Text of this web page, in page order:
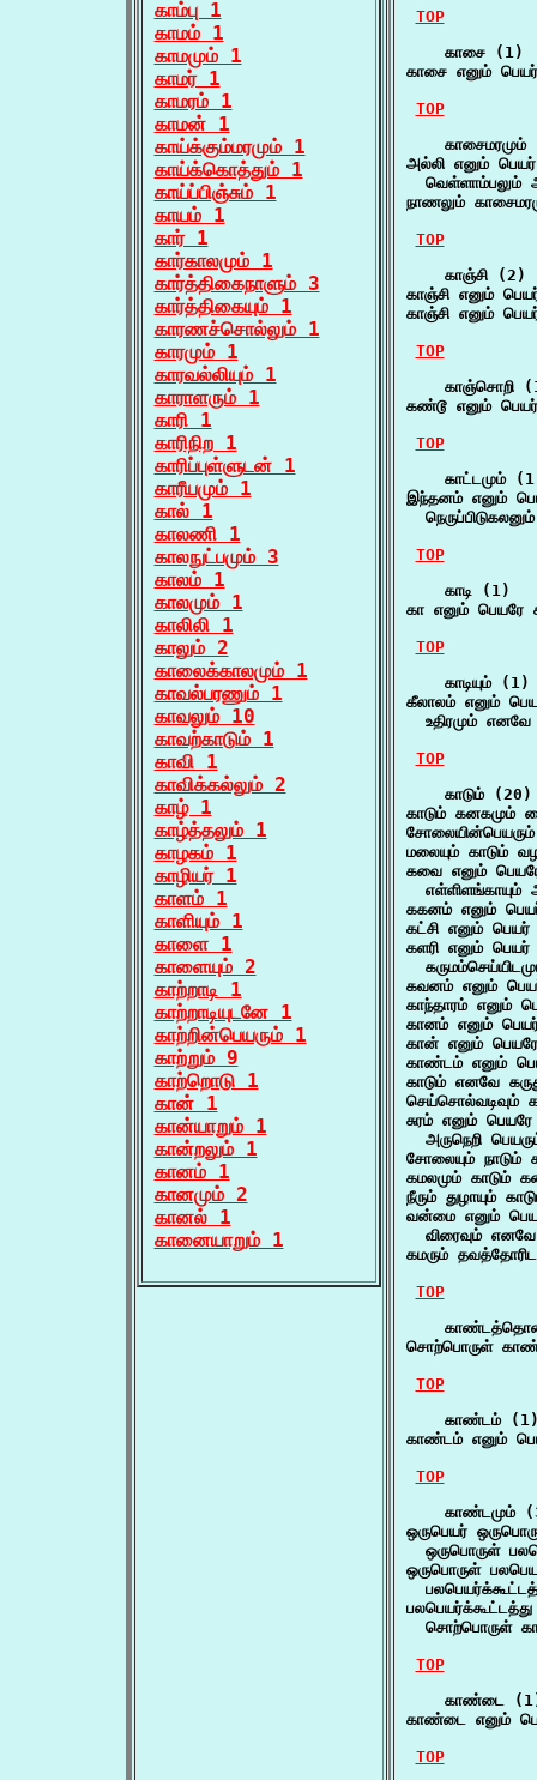
காம்பு 1
காமம் 1
காமமும் 1
காமர் 1
காமரம் 1
காமன் 1
காய்க்கும்மரமும் 1
காய்க்கொத்தும் 1
காய்ப்பிஞ்சும் 1
காயம் 1
கார் 1
கார்காலமும் 1
கார்த்திகைநாளும் 3
கார்த்திகையும் 1
காரணச்சொல்லும் 1
காரமும் 1
காரவல்லியும் 1
காராளரும் 1
காரி 1
காரிநிற 1
காரிப்புள்ளுடன் 1
காரீயமும் 1
கால் 1
காலணி 1
காலநுட்பமும் 3
காலம் 1
காலமும் 1
காலிலி 1
காலும் 2
காலைக்காலமும் 1
காவல்பரணும் 1
காவலும் 10
காவற்காடும் 1
காவி 1
காவிக்கல்லும் 2
காழ் 1
காழ்த்தலும் 1
காழகம் 1
காழியர் 1
காளம் 1
காளியும் 1
காளை 1
காளையும் 2
காற்றாடி 1
காற்றாடியுடனே 1
காற்றின்பெயரும் 1
காற்றும் 9
காற்றொடு 1
கான் 1
கான்யாறும் 1
கான்றலும் 1
கானம் 1
கானமும் 2
கானல் 1
கானையாறும் 1
TOP
    காசை (1)
காசை எனும் பெயர்
TOP
காசைமரமும்
அல்லி எனும்
வெள்ளாம்பலும்
நாணலும்
TOP
    காஞ்சி (2)
காஞ்சி எனும்
காஞ்சி எனும்
TOP
காஞ்சொறி
கண்டூ எனும்
TOP
காட்டமும்
இந்தனம் எனும்
TOP
    காடி (1)
கா எனும் பெயரே
TOP
    காடியும் (1)
கீலாலம் எனும்
உதிரமும்
TOP
    காடும் (20)
காடும் கனகமும்
மலையும் காடும்
கவை எனும்
எள்ளிளங்காயும்
ககனம் எனும்
கட்சி எனும்
களரி எனும்
கவனம் எனும்
காந்தாரம் எனும்
கானம் எனும்
கான் எனும்
காண்டம் எனும்
காடும் எனவே
சுரம் எனும் பெயரே
அருநெறி
சோலையும் நாடும்
கமலமும் காடும்
நீரும் துழாயும்
வன்மை எனும்
விரைவும்
கமரும்
TOP
சொற்பொருள்
TOP
காண்டம்
காண்டம் எனும்
TOP
காண்டமும்
ஒருபெயர்
ஒருபொருள்
ஒருபொருள்
சொற்பொருள்
TOP
காண்டை
காண்டை எனும்
TOP